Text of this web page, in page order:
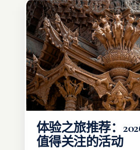
体验之旅推荐：
值得关注的活动